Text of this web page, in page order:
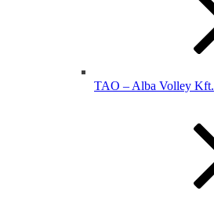
TAO – Alba Volley Kft.